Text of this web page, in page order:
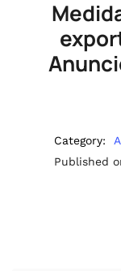
Category:
Published